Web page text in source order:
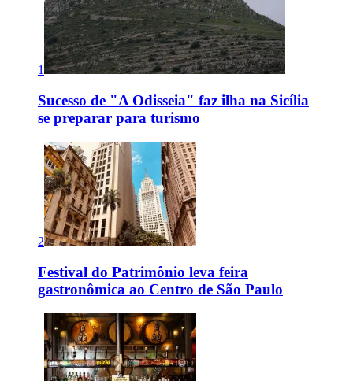
1
Sucesso de "A Odisseia" faz ilha na Sicília
se preparar para turismo
2
Festival do Patrimônio leva feira
gastronômica ao Centro de São Paulo